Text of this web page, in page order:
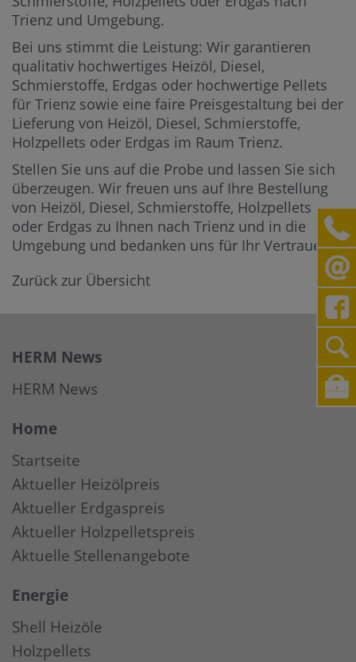
Trienz und Umgebung.
Bei uns stimmt die Leistung: Wir garantieren
qualitativ hochwertiges Heizöl, Diesel,
Schmierstoffe, Erdgas oder hochwertige Pellets
für Trienz sowie eine faire Preisgestaltung bei der
Lieferung von Heizöl, Diesel, Schmierstoffe,
Holzpellets oder Erdgas im Raum Trienz.
Stellen Sie uns auf die Probe und lassen Sie sich
überzeugen. Wir freuen uns auf Ihre Bestellung
von Heizöl, Diesel, Schmierstoffe, Holzpellets
oder Erdgas zu Ihnen nach Trienz und in die
Umgebung und bedanken uns für Ihr Vertrauen.
Zurück zur Übersicht
HERM News
HERM News
Home
Startseite
Aktueller Heizölpreis
Aktueller Erdgaspreis
Aktueller Holzpelletspreis
Aktuelle Stellenangebote
Energie
Shell Heizöle
Holzpellets